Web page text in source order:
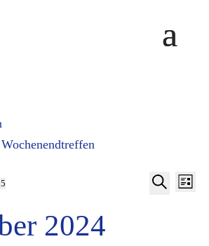
Wochenendtreffen
Liste
2024